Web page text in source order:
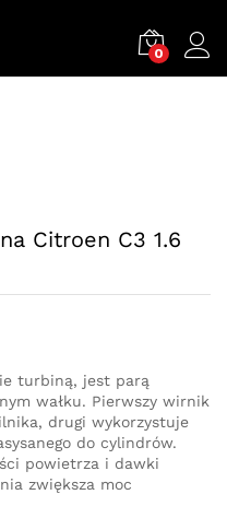
0
Citroen C3 1.6
turbiną, jest parą
wałku. Pierwszy wirnik
drugi wykorzystuje
do cylindrów.
powietrza i dawki
zwiększa moc